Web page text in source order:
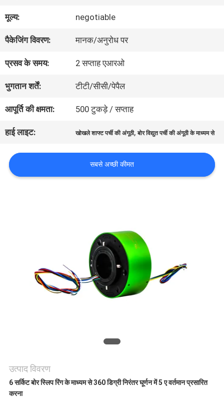
कारखाना
गुणवत्ता
नियंत्रण
करें
PRIVACY
POLICY
मूल्य: negotiable
पैकेजिंग विवरण: मानक/अनुरोध पर
प्रसव के समय: 2 सप्ताह एआरओ
भुगतान शर्तें: टीटी/सीसी/पेपैल
आपूर्ति की क्षमता: 500 टुकड़े / सप्ताह
हाई लाइट: खोखले शाफ्ट पर्ची की अंगूठी,बोर विद्युत पर्ची की अंगूठी के माध्यम से
सबसे अच्छी कीमत
उत्पाद विवरण
6 सर्किट बोर स्लिप रिंग के माध्यम से 360 डिग्री निरंतर घूर्णन में 5 ए वर्तमान प्रसारित
करना